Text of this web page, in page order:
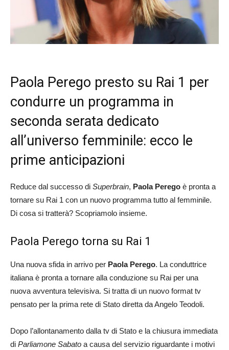
Paola Perego presto su Rai 1 per
condurre un programma in
seconda serata dedicato
all’universo femminile: ecco le
prime anticipazioni
Reduce dal successo di Superbrain, Paola Perego è pronta a
tornare su Rai 1 con un nuovo programma tutto al femminile.
Di cosa si tratterà? Scopriamolo insieme.
Paola Perego torna su Rai 1
Una nuova sfida in arrivo per Paola Perego. La conduttrice
italiana è pronta a tornare alla conduzione su Rai per una
nuova avventura televisiva. Si tratta di un nuovo format tv
pensato per la prima rete di Stato diretta da Angelo Teodoli.
Dopo l’allontanamento dalla tv di Stato e la chiusura immediata
di Parliamone Sabato a causa del servizio riguardante i motivi